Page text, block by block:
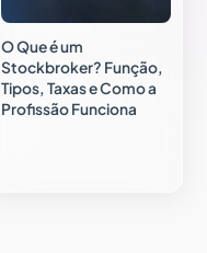
O Que é um
Stockbroker? Função,
Tipos, Taxas e Como a
Profissão Funciona